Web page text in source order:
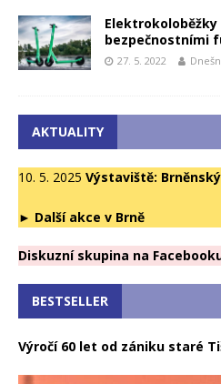
bezpečnostními
27. 5. 2022
AKTUALITY
10. 5. 2025 Výstaviště:
► Další akce v Brně
Diskuzní skupina na
BESTSELLER
Výročí 60 let od zániku staré